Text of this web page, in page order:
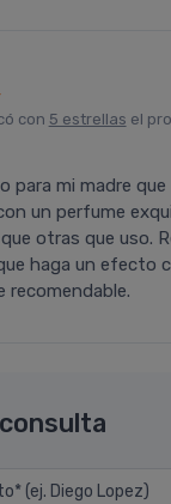
con 5 estrellas el
para mi madre
un perfume
otras que uso.
haga un efecto
recomendable.
(ej. Diego Lopez)